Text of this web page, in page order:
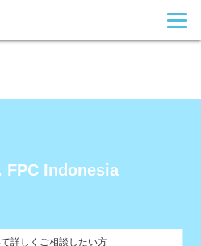
FPC Indonesia
詳しくご相談したい方